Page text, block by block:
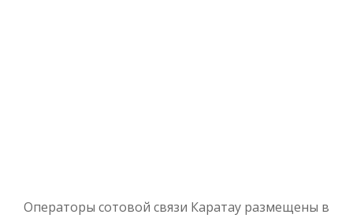
Операторы сотовой связи Каратау размещены в